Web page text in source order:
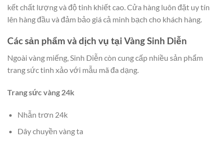
kết chất lượng và độ tinh khiết cao. Cửa hàng luôn đặt uy tín
lên hàng đầu và đảm bảo giá cả minh bạch cho khách hàng.
Các sản phẩm và dịch vụ tại Vàng Sinh Diễn
Ngoài vàng miếng, Sinh Diễn còn cung cấp nhiều sản phẩm
trang sức tinh xảo với mẫu mã đa dạng.
Trang sức vàng 24k
Nhẫn trơn 24k
Dây chuyền vàng ta